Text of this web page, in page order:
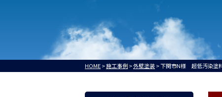
HOME>施工事例>外壁塗装>下関市N様 超低汚染塗